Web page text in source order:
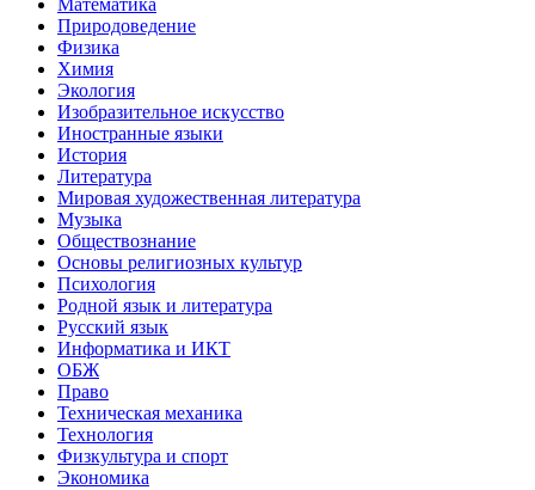
Математика
Природоведение
Физика
Химия
Экология
Изобразительное искусство
Иностранные языки
История
Литература
Мировая художественная литература
Музыка
Обществознание
Основы религиозных культур
Психология
Родной язык и литература
Русский язык
Информатика и ИКТ
ОБЖ
Право
Техническая механика
Технология
Физкультура и спорт
Экономика